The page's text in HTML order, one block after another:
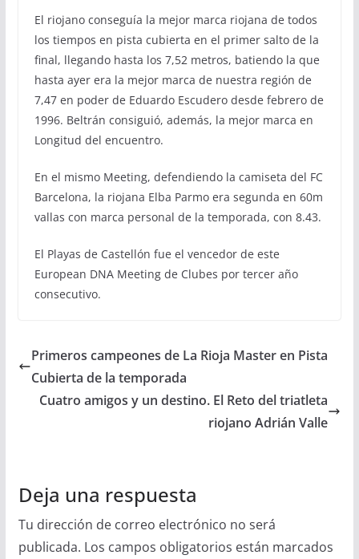
El riojano conseguía la mejor marca riojana de todos
los tiempos en pista cubierta en el primer salto de la
final, llegando hasta los 7,52 metros, batiendo la que
hasta ayer era la mejor marca de nuestra región de
7,47 en poder de Eduardo Escudero desde febrero de
1996. Beltrán consiguió, además, la mejor marca en
Longitud del encuentro.
En el mismo Meeting, defendiendo la camiseta del FC
Barcelona, la riojana Elba Parmo era segunda en 60m
vallas con marca personal de la temporada, con 8.43.
El Playas de Castellón fue el vencedor de este
European DNA Meeting de Clubes por tercer año
consecutivo.
Primeros campeones de La Rioja Master en Pista
Cubierta de la temporada
Cuatro amigos y un destino. El Reto del triatleta
riojano Adrián Valle
Deja una respuesta
Tu dirección de correo electrónico no será
publicada. Los campos obligatorios están marcados